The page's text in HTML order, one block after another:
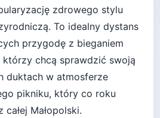
zdrowego stylu
To idealny dystans
przygodę z bieganiem
chcą sprawdzić swoją
duktach w atmosferze
pikniku, który co roku
Małopolski.